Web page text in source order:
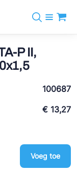
P II,
100687
€ 13,27
Voeg toe